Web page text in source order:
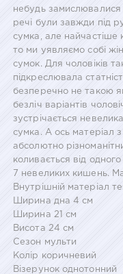
небудь замислювалися
речі були завжди під
сумка, але найчастіше
то ми уявляємо собі
сумок. Для чоловіків
підкреслювала
безперечно не такою
безліч варіантів
зустрічається
сумка. А ось матеріал
абсолютно
коливається від
7 невеликих кишень.
Внутрішній матеріал
Ширина дна 4 см
Ширина 21 см
Висота 24 см
Сезон мульти
Колір коричневий
Візерунок однотонний